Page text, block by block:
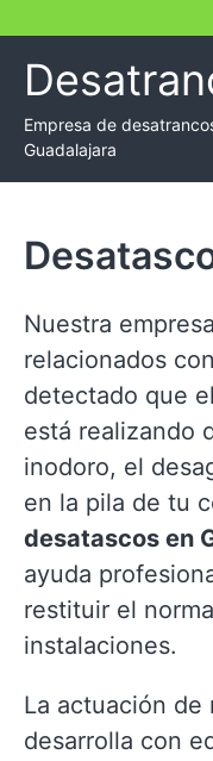
content
Empresa de
Guadalajara
Nuestra
relacionados
detectado que
está realizando
inodoro, el
en la pila de tu
desatascos en
ayuda
restituir el
instalaciones.
La actuación de
desarrolla con